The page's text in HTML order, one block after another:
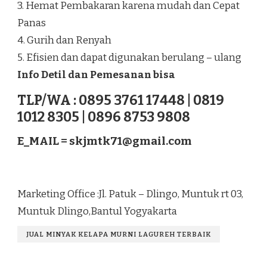
3. Hemat Pembakaran karena mudah dan Cepat
Panas
4. Gurih dan Renyah
5. Efisien dan dapat digunakan berulang – ulang
Info Detil dan Pemesanan bisa
TLP/WA : 0895 3761 17448 | 0819
1012 8305 | 0896 8753 9808
E_MAIL = skjmtk71@gmail.com
Marketing Office :Jl. Patuk – Dlingo, Muntuk rt 03,
Muntuk Dlingo,Bantul Yogyakarta
JUAL MINYAK KELAPA MURNI LAGUREH TERBAIK